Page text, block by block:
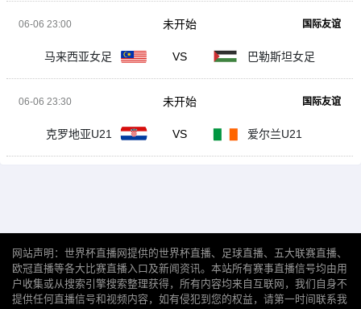
06-06 23:00 国际友谊
马来西亚女足 VS 巴勒斯坦女足
未开始
06-06 23:30 国际友谊
克罗地亚U21 VS 爱尔兰U21
未开始
网站声明：世界杯直播网提供的世界杯直播、足球直播、五大联赛直播、
欧冠直播等各大比赛直播入口及新闻资讯。本站所有赛事直播信号均由用
户收集或从搜索引擎搜索整理获得，所有内容均来自互联网，我们自身不
提供任何直播信号和视频内容，如有侵犯到您的权益，请第一时间联系我